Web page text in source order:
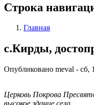
Строка
Главная
c.Кирды,
Опубликовано meval - сб,
Церковь Покрова